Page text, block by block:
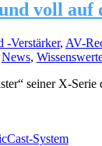
voll
-Verstärker, AV-
News,
seiner X-